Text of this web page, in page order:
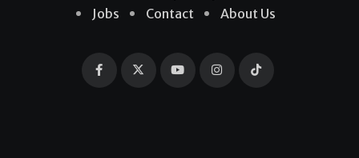
Jobs
Contact About Us